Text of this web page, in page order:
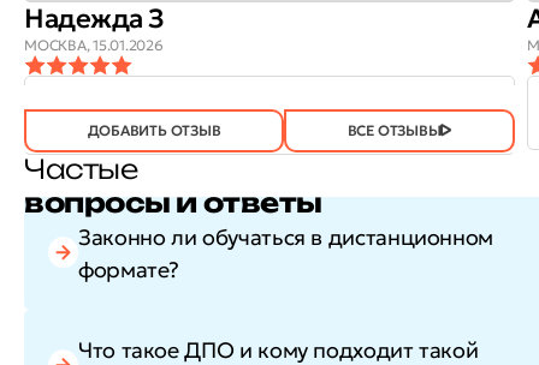
Надежда З
МОСКВА,15.01.2026
ПОЛЕЗЕН?
ДА(746) НЕТ(21)
ДОБАВИТЬ ОТЗЫВ ВСЕ ОТЗЫВЫ
Частые
вопросы и ответы
Законно ли обучаться в дистанционном
формате?
Что такое ДПО и кому подходит такой